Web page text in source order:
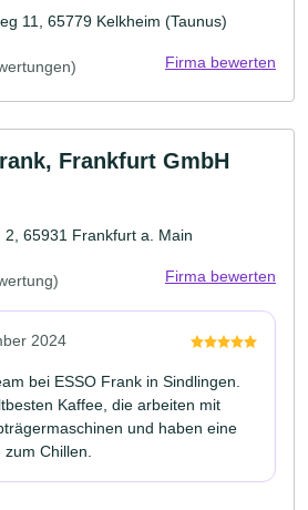
11, 65779 Kelkheim (Taunus)
Firma bewerten
Frankfurt GmbH
65931 Frankfurt a. Main
Firma bewerten
2024
bei ESSO Frank in Sindlingen.
Kaffee, die arbeiten mit
und haben eine
Chillen.